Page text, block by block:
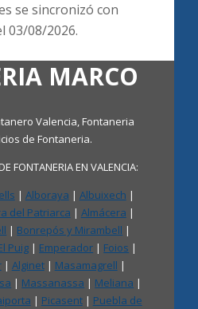
se sincronizó con
03/08/2026.
MARCO
Valencia, Fontaneria
de Fontaneria.
FONTANERIA EN VALENCIA:
| Alboraya | Albuixech |
del Patriarca | Almácera |
| Bonrepós y Mirambell |
Puig | Emperador | Foios |
| Alginet| Masamagrell |
| Massanassa | Meliana |
| Picasent| Puebla de